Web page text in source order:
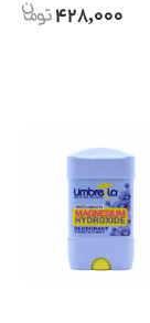
428,000